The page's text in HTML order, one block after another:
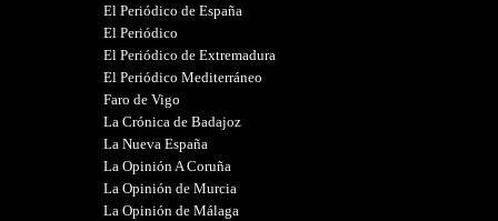
El Periódico de España
El Periódico
El Periódico de Extremadura
El Periódico Mediterráneo
Faro de Vigo
La Crónica de Badajoz
La Nueva España
La Opinión A Coruña
La Opinión de Murcia
La Opinión de Málaga